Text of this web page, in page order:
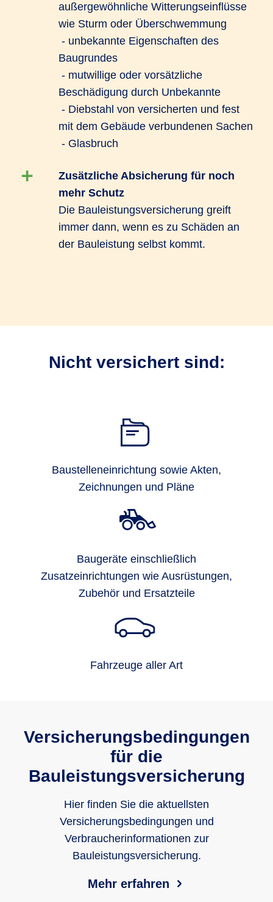
außergewöhnliche Witterungseinflüsse
wie Sturm oder Überschwemmung
- unbekannte Eigenschaften des
Baugrundes
- mutwillige oder vorsätzliche
Beschädigung durch Unbekannte
- Diebstahl von versicherten und fest
mit dem Gebäude verbundenen Sachen
- Glasbruch
Zusätzliche Absicherung für noch
mehr Schutz
Die Bauleistungsversicherung greift
immer dann, wenn es zu Schäden an
der Bauleistung selbst kommt.
Nicht versichert sind:
Baustelleneinrichtung sowie Akten,
Zeichnungen und Pläne
Baugeräte einschließlich
Zusatzeinrichtungen wie Ausrüstungen,
Zubehör und Ersatzteile
Fahrzeuge aller Art
Versicherungsbedingungen
für die
Bauleistungsversicherung
Hier finden Sie die aktuellsten
Versicherungsbedingungen und
Verbraucherinformationen zur
Bauleistungsversicherung.
Mehr erfahren